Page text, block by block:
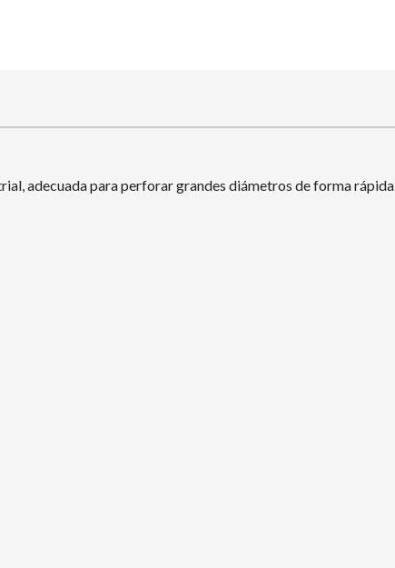
adecuada para perforar grandes diámetros de forma rápida.